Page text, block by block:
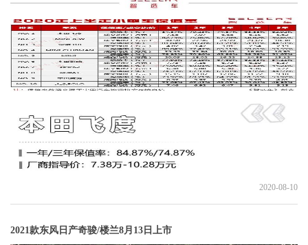
2020-08-10
2021款东风日产奇骏/楼兰8月13日上市